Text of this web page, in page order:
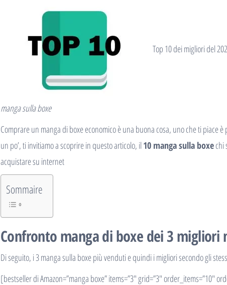
Top 10 dei migliori del
manga sulla boxe
Comprare un manga di boxe economico è una buona cosa, uno che ti piace
un po’, ti invitiamo a scoprire in questo articolo, il 10 manga sulla boxechi
acquistare su internet
Sommaire
Confronto manga di boxe dei 3 migliori
Di seguito, i 3 manga sulla boxe più venduti e quindi i migliori secondo gli
[bestseller di Amazon=”manga boxe” items=”3″ grid=”3″ order_items=”10″